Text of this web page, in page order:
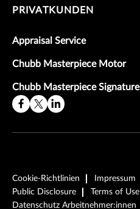
PRIVATKUNDEN
Appraisal Service
Chubb Masterpiece Motor
Chubb Masterpiece Signature
Cookie-Richtlinien Impressum
Public Disclosure
Terms of Use
Datenschutz Arbeitnehmer:innen